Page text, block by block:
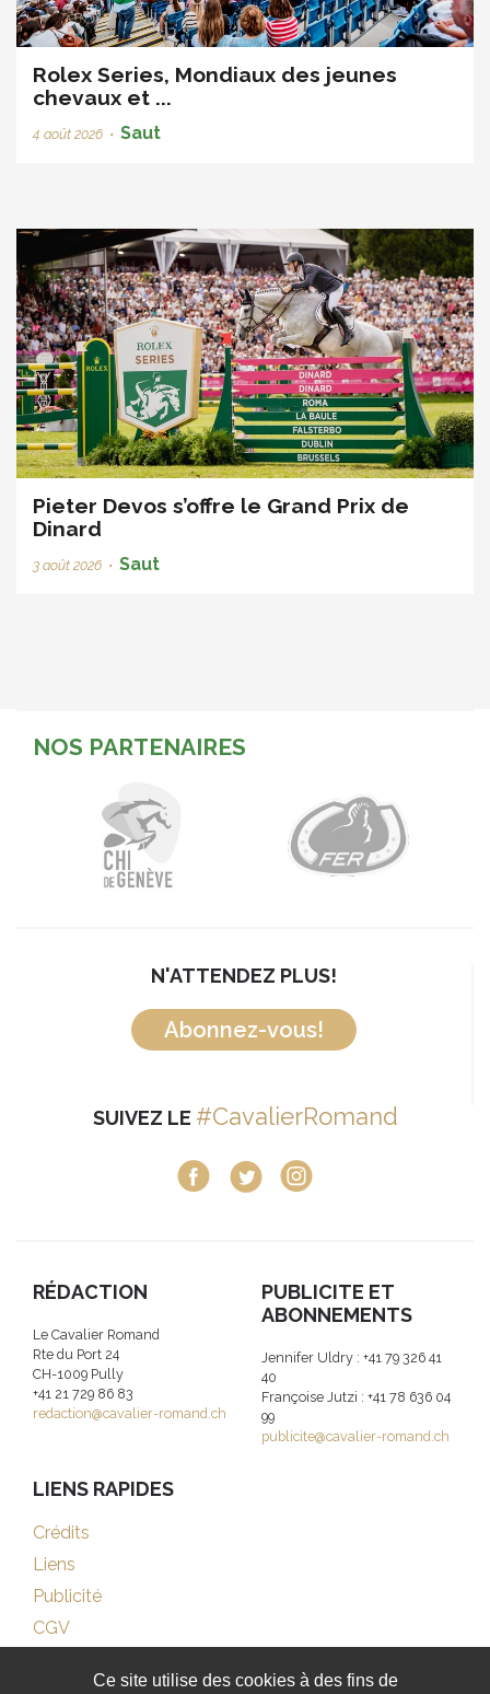
Rolex Series, Mondiaux des jeunes
chevaux et ...
4 août 2026 • Saut
Pieter Devos s’offre le Grand Prix de
Dinard
3 août 2026 • Saut
NOS PARTENAIRES
N'ATTENDEZ PLUS!
Abonnez-vous!
SUIVEZ LE #CavalierRomand
RÉDACTION
Le Cavalier Romand
Rte du Port 24
CH-1009 Pully
+41 21 729 86 83
redaction@cavalier-romand.ch
PUBLICITE ET
ABONNEMENTS
Jennifer Uldry : +41 79 326 41
40
Françoise Jutzi : +41 78 636 04
99
publicite@cavalier-romand.ch
LIENS RAPIDES
Crédits
Liens
Publicité
CGV
Ce site utilise des cookies à des fins de